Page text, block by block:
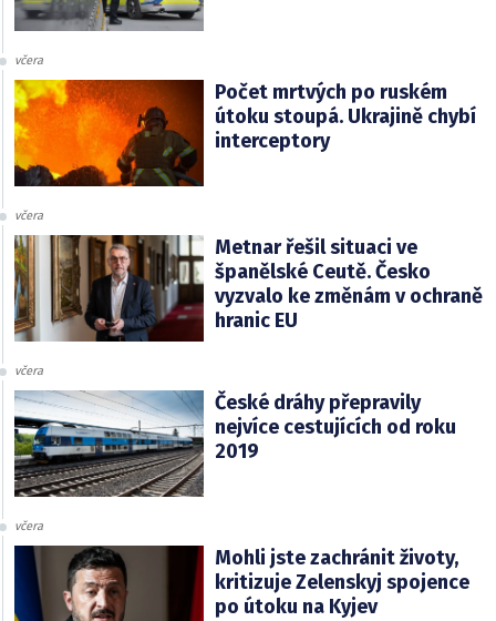
včera
Počet mrtvých po ruském
útoku stoupá. Ukrajině chybí
interceptory
včera
Metnar řešil situaci ve
španělské Ceutě. Česko
vyzvalo ke změnám v ochraně
hranic EU
včera
České dráhy přepravily
nejvíce cestujících od roku
2019
včera
Mohli jste zachránit životy,
kritizuje Zelenskyj spojence
po útoku na Kyjev